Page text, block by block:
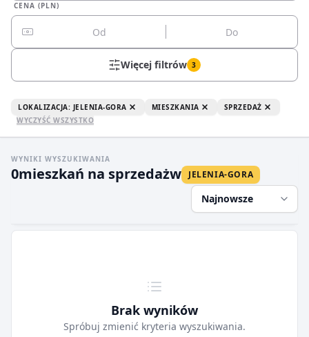
CENA (PLN)
Więcej filtrów 3
LOKALIZACJA: JELENIA-GORA MIESZKANIA
SPRZEDAŻ
WYCZYŚĆ WSZYSTKO
WYNIKI WYSZUKIWANIA
0mieszkań na sprzedażw JELENIA-GORA
Najnowsze
Brak wyników
Spróbuj zmienić kryteria wyszukiwania.